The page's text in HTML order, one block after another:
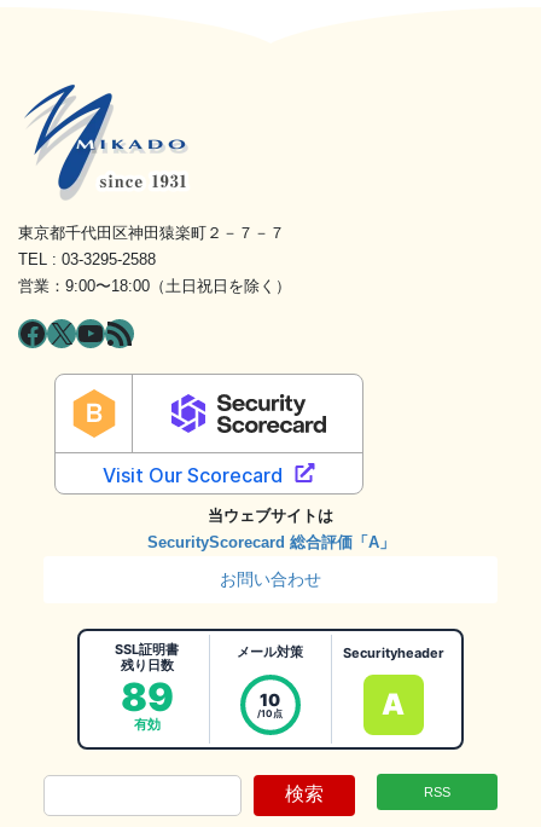
東京都千代田区神田猿楽町２－７－７
TEL : 03-3295-2588
営業：9:00〜18:00（土日祝日を除く）
Facebook
X YouTube
RSS フィード
当ウェブサイトは
SecurityScorecard 総合評価「A」
お問い合わせ
SSL証明書
残り日数
89
有効
メール対策
10
/10点
Securityheader
A
検索 RSS